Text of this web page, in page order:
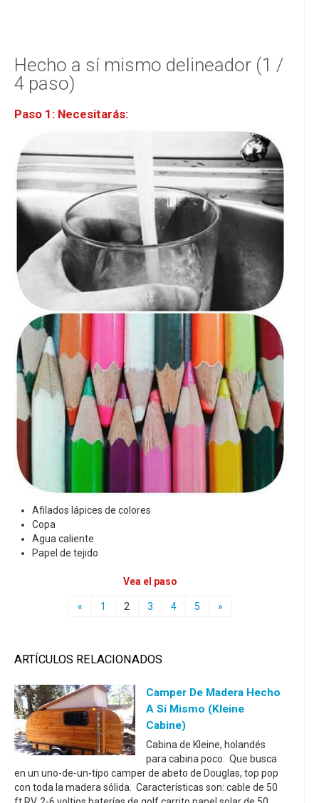
Hecho a sí mismo delineador (1 /
4 paso)
Paso 1: Necesitarás:
Afilados lápices de colores
Copa
Agua caliente
Papel de tejido
Vea el paso
« 1 2 3 4 5 »
ARTÍCULOS RELACIONADOS
Camper De Madera Hecho
A Sí Mismo (Kleine
Cabine)
Cabina de Kleine, holandés
para cabina poco. Que busca
en un uno-de-un-tipo camper de abeto de Douglas, top pop
con toda la madera sólida. Características son: cable de 50